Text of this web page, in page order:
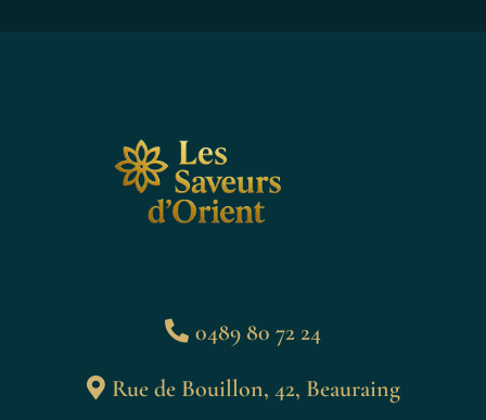
0489 80 72 24
Rue de Bouillon, 42, Beauraing